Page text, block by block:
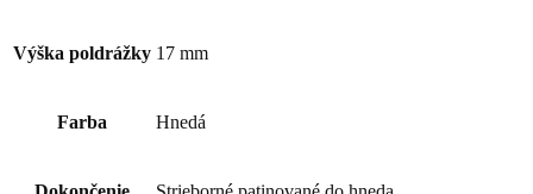
Výška poldrážky 17 mm
Farba Hnedá